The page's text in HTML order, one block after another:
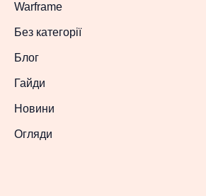
Warframe
Без категорії
Блог
Гайди
Новини
Огляди